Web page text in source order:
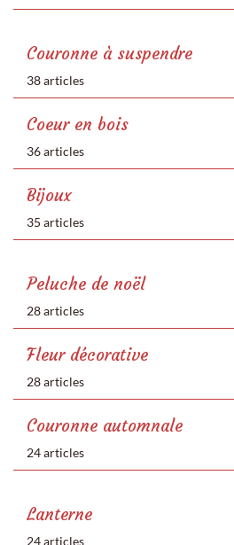
Couronne à suspendre
38 articles
Coeur en bois
36 articles
Bijoux
35 articles
Peluche de noël
28 articles
Fleur décorative
28 articles
Couronne automnale
24 articles
Lanterne
24 articles